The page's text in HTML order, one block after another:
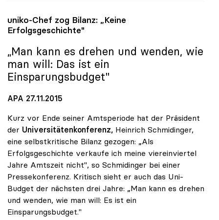
uniko-Chef zog Bilanz: „Keine
Erfolgsgeschichte"
„Man kann es drehen und wenden, wie
man will: Das ist ein
Einsparungsbudget"
APA 27.11.2015
Kurz vor Ende seiner Amtsperiode hat der Präsident
der Universitätenkonferenz, Heinrich Schmidinger,
eine selbstkritische Bilanz gezogen: „Als
Erfolgsgeschichte verkaufe ich meine viereinviertel
Jahre Amtszeit nicht", so Schmidinger bei einer
Pressekonferenz. Kritisch sieht er auch das Uni-
Budget der nächsten drei Jahre: „Man kann es drehen
und wenden, wie man will: Es ist ein
Einsparungsbudget."